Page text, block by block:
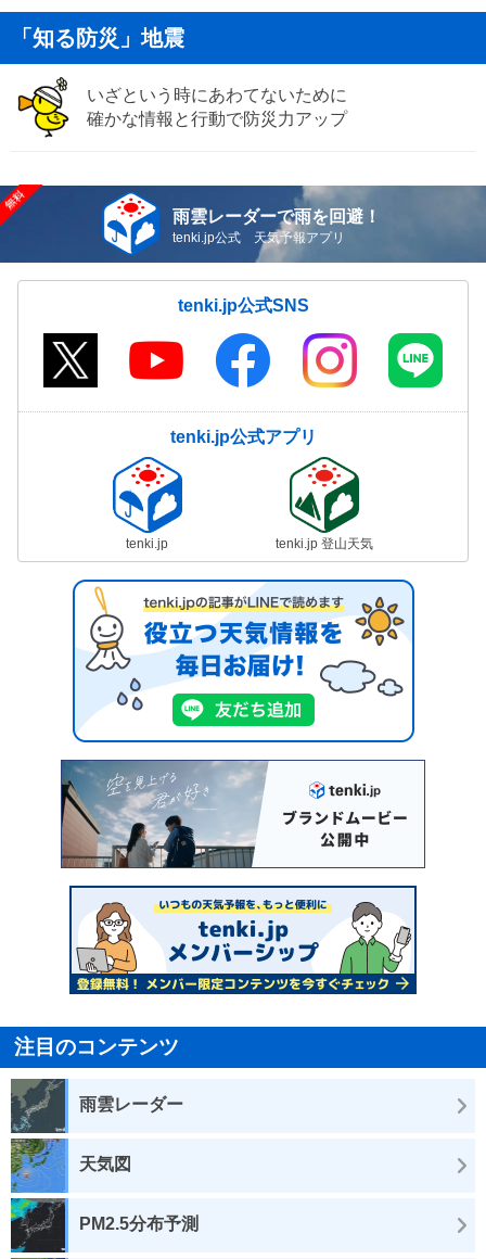
「知る防災」地震
いざという時にあわてないために
確かな情報と行動で防災力アップ
雨雲レーダーで雨を回避！
tenki.jp公式 天気予報アプリ
tenki.jp公式SNS
tenki.jp公式アプリ
tenki.jp tenki.jp 登山天気
注目のコンテンツ
雨雲レーダー
天気図
PM2.5分布予測